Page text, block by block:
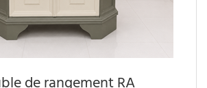
de rangement RA